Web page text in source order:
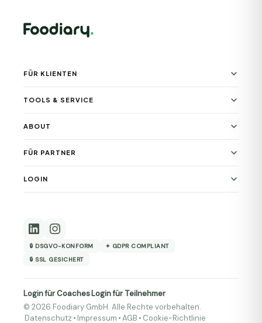
FÜR KLIENTEN
TOOLS & SERVICE
ABOUT
FÜR PARTNER
LOGIN
🔒 DSGVO-KONFORM
✦ GDPR COMPLIANT
🔒 SSL GESICHERT
Login für Coaches·Login für Teilnehmer
© 2026 Foodiary GmbH. Alle Rechte vorbehalten.
Datenschutz • Impressum •AGB • Cookie-Richtlinie